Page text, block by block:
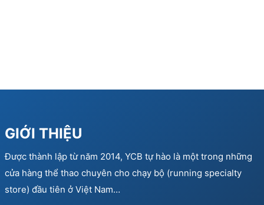
GIỚI THIỆU
Được thành lập từ năm 2014, YCB tự hào là một trong những
cửa hàng thể thao chuyên cho chạy bộ (running specialty
store) đầu tiên ở Việt Nam…